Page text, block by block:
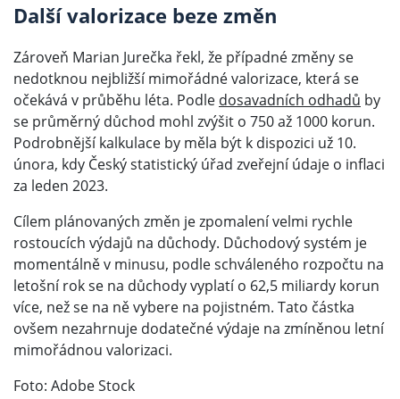
Další valorizace beze změn
Zároveň Marian Jurečka řekl, že případné změny se
nedotknou nejbližší mimořádné valorizace, která se
očekává v průběhu léta. Podle dosavadních odhadů by
se průměrný důchod mohl zvýšit o 750 až 1000 korun.
Podrobnější kalkulace by měla být k dispozici už 10.
února, kdy Český statistický úřad zveřejní údaje o inflaci
za leden 2023.
Cílem plánovaných změn je zpomalení velmi rychle
rostoucích výdajů na důchody. Důchodový systém je
momentálně v minusu, podle schváleného rozpočtu na
letošní rok se na důchody vyplatí o 62,5 miliardy korun
více, než se na ně vybere na pojistném. Tato částka
ovšem nezahrnuje dodatečné výdaje na zmíněnou letní
mimořádnou valorizaci.
Foto: Adobe Stock